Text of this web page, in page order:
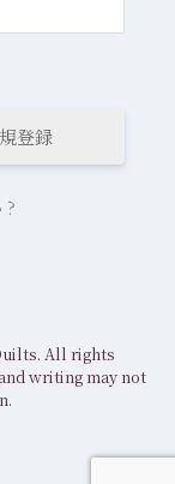
登録
?
All rights
may not